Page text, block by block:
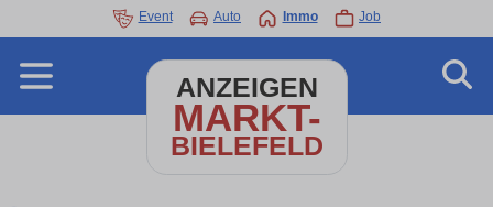
Event Auto Immo Job
ANZEIGEN
MARKT-
BIELEFELD